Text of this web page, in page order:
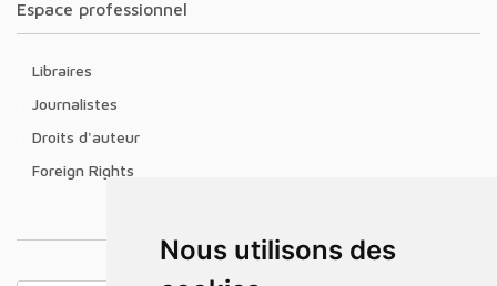
Nous utilisons des
Espace professionnel
Libraires
Journalistes
Droits d'auteur
Foreign Rights